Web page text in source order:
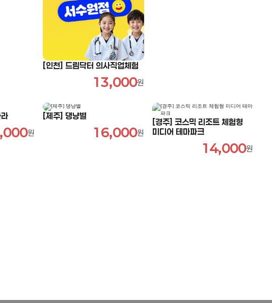
[인천] 드림닥터 의사직업체험
13,000원
원
[제주] 댕냥별
16,000원
[경주] 코스믹 리조트 체험형
미디어 테마파크
14,000원